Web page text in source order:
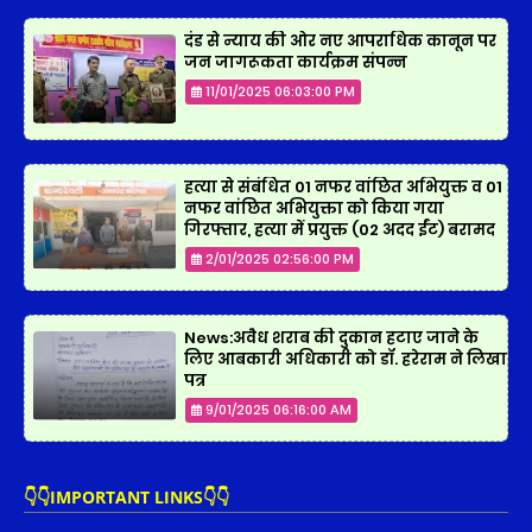
दंड से न्याय की ओर नए आपराधिक कानून पर
जन जागरूकता कार्यक्रम संपन्न
11/01/2025 06:03:00 PM
हत्या से संबंधित 01 नफर वांछित अभियुक्त व 01
नफर वांछित अभियुक्ता को किया गया
गिरफ्तार, हत्या में प्रयुक्त (02 अदद ईंट) बरामद
2/01/2025 02:56:00 PM
News:अवैध शराब की दुकान हटाए जाने के
लिए आबकारी अधिकारी को डॉ. हरेराम ने लिखा
पत्र
9/01/2025 06:16:00 AM
👇👇IMPORTANT LINKS👇👇